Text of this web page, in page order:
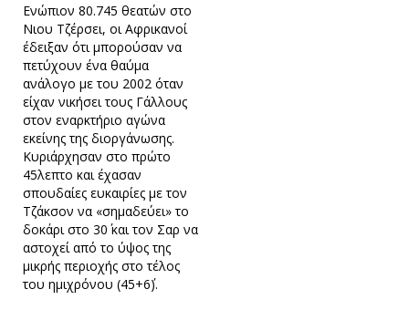
Ενώπιον 80.745 θεατών στο
Νιου Τζέρσει, οι Αφρικανοί
έδειξαν ότι μπορούσαν να
πετύχουν ένα θαύμα
ανάλογο με του 2002 όταν
είχαν νικήσει τους Γάλλους
στον εναρκτήριο αγώνα
εκείνης της διοργάνωσης.
Κυριάρχησαν στο πρώτο
45λεπτο και έχασαν
σπουδαίες ευκαιρίες με τον
Τζάκσον να «σημαδεύει» το
δοκάρι στο 30΄ και τον Σαρ να
αστοχεί από το ύψος της
μικρής περιοχής στο τέλος
του ημιχρόνου (45+6΄).